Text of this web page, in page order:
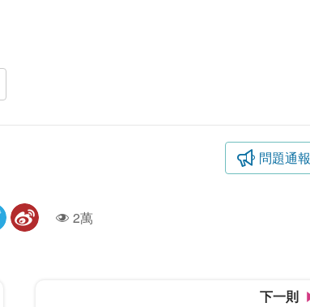
問題通報
人氣2萬
下一則